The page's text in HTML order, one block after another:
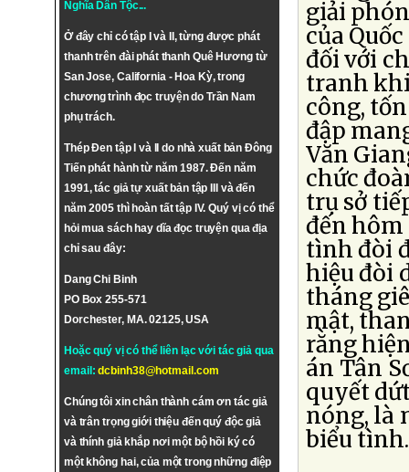
Nghĩa Dân Tộc...
Ở đây chỉ có tập I và II, từng được phát
thanh trên đài phát thanh Quê Hương từ
San Jose, California - Hoa Kỳ, trong
chương trình đọc truyện do Trần Nam
phụ trách.
Thép Đen tập I và II do nhà xuất bản Đông
Tiến phát hành từ năm 1987. Đến năm
1991, tác giả tự xuất bản tập III và đến
năm 2005 thì hoàn tất tập IV. Quý vị có thể
hỏi mua sách hay dĩa đọc truyện qua địa
chỉ sau đây:
Dang Chi Binh
PO Box 255-571
Dorchester, MA. 02125, USA
Hoặc quý vị có thể liên lạc với tác giả qua
email:dcbinh38@hotmail.com
Chúng tôi xin chân thành cám ơn tác giả
và trân trọng giới thiệu đến quý độc giả
và thính giả khắp nơi một bộ hồi ký có
một không hai, của một trong những điệp
giải
của
đối với
tranh
công,
đập
Văn
chức
trụ sở
đến hôm
tình đòi
hiệu đòi
tháng
mật,
rằng
án Tân
quyết
nóng, là
biểu tình.